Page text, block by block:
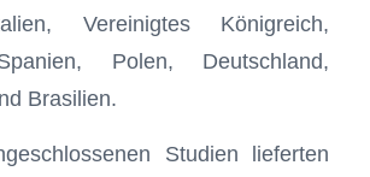
Vereinigtes Königreich,
Polen, Deutschland,
Brasilien.
Studien lieferten